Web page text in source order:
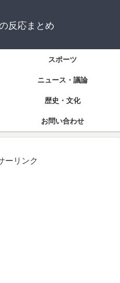
反応まとめ
スポーツ
ニュース・議論
歴史・文化
お問い合わせ
ーリンク